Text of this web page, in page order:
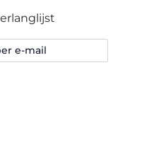
e-mail